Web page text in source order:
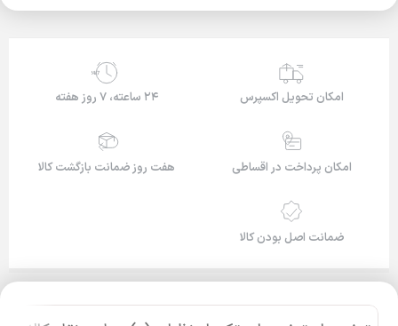
امکان تحویل اکسپرس
24/7
۲۴ ساعته، ۷ روز هفته
امکان پرداخت در اقساطی هفت روز ضمانت بازگشت کالا
ضمانت اصل بودن کالا